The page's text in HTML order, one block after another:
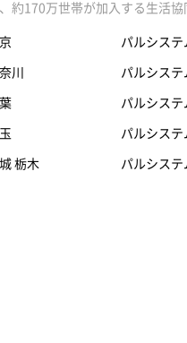
約170万世帯が加入する生活協
川
栃木
パルシステ
パルシステ
パルシステ
パルシステ
パルシステ